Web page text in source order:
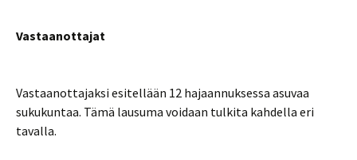
Vastaanottajat
Vastaanottajaksi esitellään 12 hajaannuksessa asuvaa
sukukuntaa. Tämä lausuma voidaan tulkita kahdella eri
tavalla.